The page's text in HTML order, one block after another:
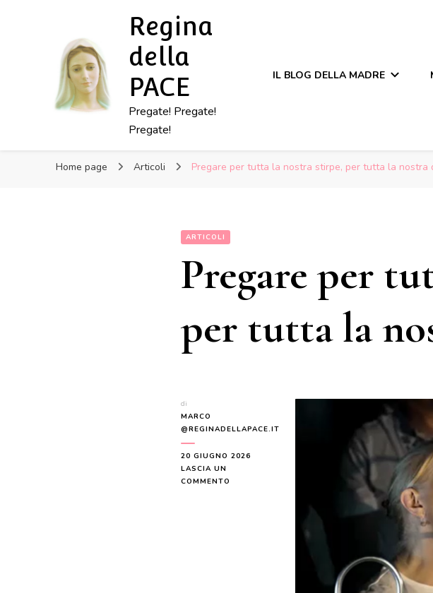
Regina
della
PACE
Pregate! Pregate!
Pregate!
IL BLOG DELLA MADRE
Home page Articoli Pregare per tutta la nostra stirpe, per tutta la nostra
ARTICOLI
Pregare per
per tutta la
di
MARCO
@REGINADELLAPACE.IT
20 GIUGNO 2026
LASCIA UN
COMMENTO